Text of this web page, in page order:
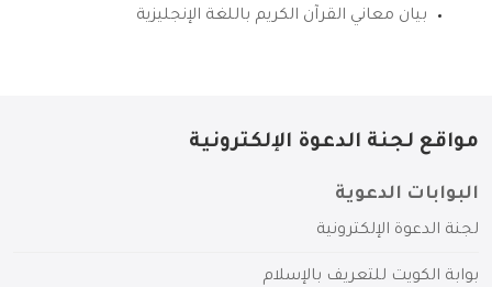
بيان معاني القرآن الكريم باللغة الإنجليزية
مواقع لجنة الدعوة الإلكترونية
البوابات الدعوية
لجنة الدعوة الإلكترونية
بوابة الكويت للتعريف بالإسلام